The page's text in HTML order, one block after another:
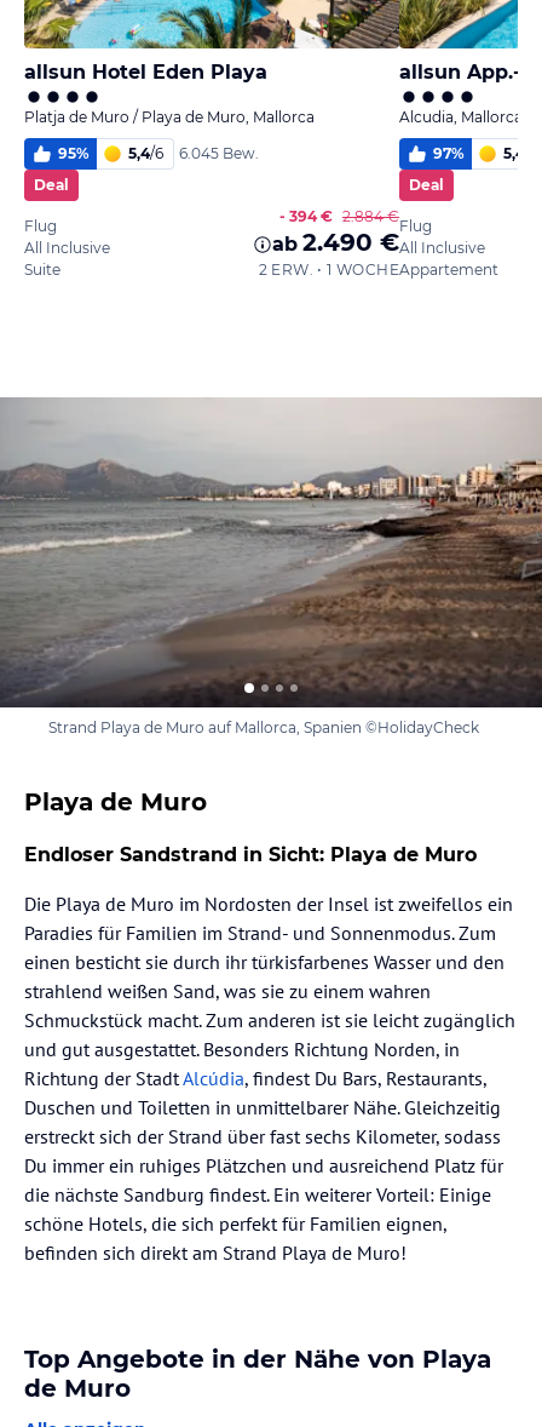
allsun Hotel Eden Playa
Platja de Muro / Playa de Muro, Mallorca
95% 5,4/6
6.045 Bew.
Deal
Flug
All Inclusive
Suite
- 394 € 2.884 €
ab 2.490 €
2 ERW. • 1 WOCHE
Alcudia, Mallorca
97% 5,4
Deal
Flug
All Inclusive
Appartement
Strand Playa de Muro auf Mallorca, Spanien ©HolidayCheck
Playa de Muro
Endloser Sandstrand in Sicht: Playa de Muro
Die Playa de Muro im Nordosten der Insel ist zweifellos ein
Paradies für Familien im Strand- und Sonnenmodus. Zum
einen besticht sie durch ihr türkisfarbenes Wasser und den
strahlend weißen Sand, was sie zu einem wahren
Schmuckstück macht. Zum anderen ist sie leicht zugänglich
und gut ausgestattet. Besonders Richtung Norden, in
Richtung der StadtAlcúdia, findest Du Bars, Restaurants,
Duschen und Toiletten in unmittelbarer Nähe. Gleichzeitig
erstreckt sich der Strand über fast sechs Kilometer, sodass
Du immer ein ruhiges Plätzchen und ausreichend Platz für
die nächste Sandburg findest. Ein weiterer Vorteil: Einige
schöne Hotels, die sich perfekt für Familien eignen,
befinden sich direkt am Strand Playa de Muro!
Top Angebote in der Nähe von Playa
de Muro